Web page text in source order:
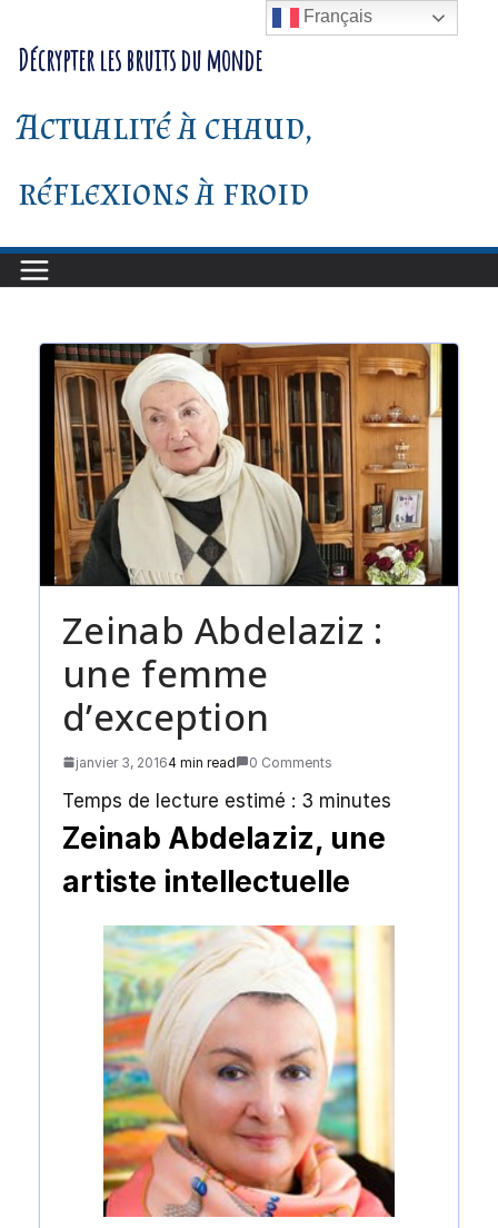
au
contenu
Décrypter les bruits du monde
Actualité à chaud,
réflexions à froid
Zeinab Abdelaziz :
une femme
d’exception
janvier 3, 20164 min read 0 Comments
Temps de lecture estimé : 3 minutes
Zeinab Abdelaziz, une
artiste intellectuelle
Français